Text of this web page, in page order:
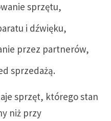
sprzętu,
i dźwięku,
przez partnerów,
sprzedażą.
sprzęt, którego stan
niż przy